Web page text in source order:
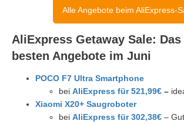
Alle Angebote beim AliExpress-
AliExpress Getaway Sale:
besten Angebote im Juni
POCO F7 Ultra Smartphone
bei AliExpress für 521,99€ –
Xiaomi X20+ Saugroboter
bei AliExpress für 302,38€ –